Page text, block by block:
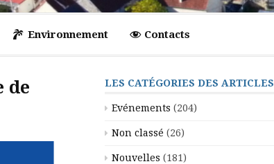
Environnement Contacts
de
LES CATÉGORIES DES ARTICLES
Evénements (204)
Non classé (26)
Nouvelles (181)